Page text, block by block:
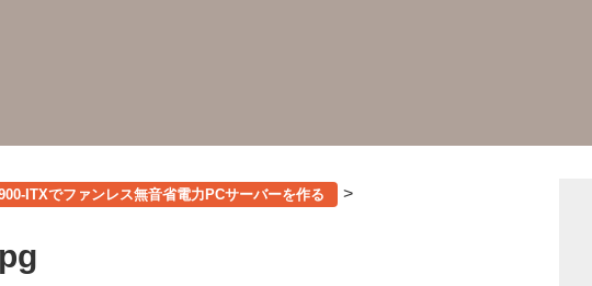
ITXでファンレス無音省電力PCサーバーを作る >